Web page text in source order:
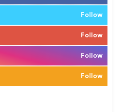
Follow
Follow
Follow
Follow